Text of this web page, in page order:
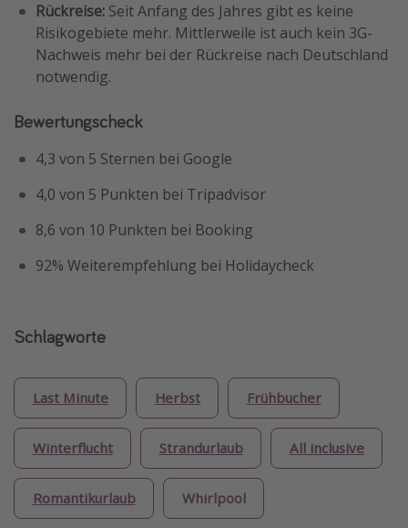
Rückreise: Seit Anfang des Jahres gibt es keine
Risikogebiete mehr. Mittlerweile ist auch kein 3G-
Nachweis mehr bei der Rückreise nach Deutschland
notwendig.
Bewertungscheck
4,3 von 5 Sternen bei Google
4,0 von 5 Punkten bei Tripadvisor
8,6 von 10 Punkten bei Booking
92% Weiterempfehlung bei Holidaycheck
Schlagworte
Last Minute Herbst Frühbucher
Winterflucht Strandurlaub All inclusive
Romantikurlaub Whirlpool